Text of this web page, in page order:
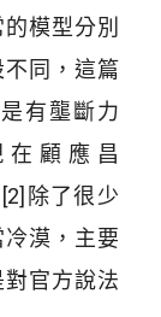
模型分別
同，這篇
有壟斷力
顧應昌
除了很少
漠，主要
官方說法